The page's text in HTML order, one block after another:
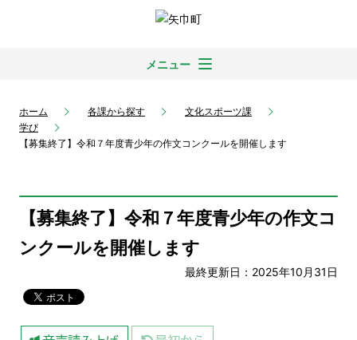
メニュー
ホーム 各課から探す
文化スポーツ課
学び
【募集終了】令和７年度青少年の作文コンクールを開催します
【募集終了】令和７年度青少年の作文コ
ンクールを開催します
最終更新日：2025年10月31日